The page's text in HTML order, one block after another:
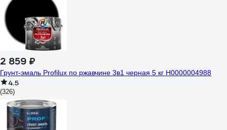
2 859 ₽
Грунт-эмаль Profilux по ржавчине 3в1 черная 5 кг Н0000004988
4.5
(326)